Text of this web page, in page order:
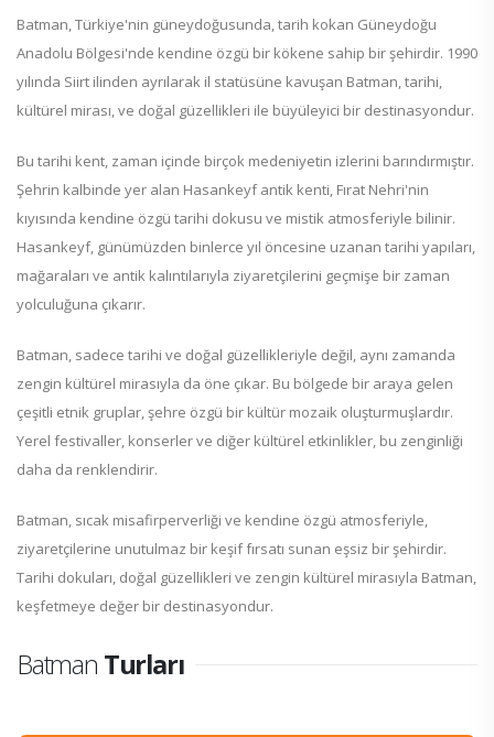
Batman, Türkiye'nin güneydoğusunda, tarih kokan Güneydoğu
Anadolu Bölgesi'nde kendine özgü bir kökene sahip bir şehirdir. 1990
yılında Siirt ilinden ayrılarak il statüsüne kavuşan Batman, tarihi,
kültürel mirası, ve doğal güzellikleri ile büyüleyici bir destinasyondur.
Bu tarihi kent, zaman içinde birçok medeniyetin izlerini barındırmıştır.
Şehrin kalbinde yer alan Hasankeyf antik kenti, Fırat Nehri'nin
kıyısında kendine özgü tarihi dokusu ve mistik atmosferiyle bilinir.
Hasankeyf, günümüzden binlerce yıl öncesine uzanan tarihi yapıları,
mağaraları ve antik kalıntılarıyla ziyaretçilerini geçmişe bir zaman
yolculuğuna çıkarır.
Batman, sadece tarihi ve doğal güzellikleriyle değil, aynı zamanda
zengin kültürel mirasıyla da öne çıkar. Bu bölgede bir araya gelen
çeşitli etnik gruplar, şehre özgü bir kültür mozaik oluşturmuşlardır.
Yerel festivaller, konserler ve diğer kültürel etkinlikler, bu zenginliği
daha da renklendirir.
Batman, sıcak misafirperverliği ve kendine özgü atmosferiyle,
ziyaretçilerine unutulmaz bir keşif fırsatı sunan eşsiz bir şehirdir.
Tarihi dokuları, doğal güzellikleri ve zengin kültürel mirasıyla Batman,
keşfetmeye değer bir destinasyondur.
Batman Turları